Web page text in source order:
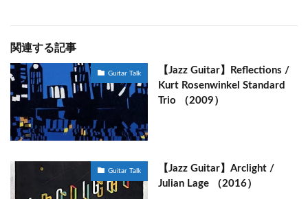
関連する記事
Guitar Talk
【Jazz Guitar】Reflections /
Kurt Rosenwinkel Standard
Trio （2009）
Guitar Talk
【Jazz Guitar】Arclight /
Julian Lage （2016）